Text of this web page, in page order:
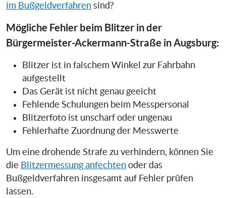
im Bußgeldverfahren sind?
Mögliche Fehler beim Blitzer in der
Bürgermeister-Ackermann-Straße in Augsburg:
Blitzer ist in falschem Winkel zur Fahrbahn
aufgestellt
Das Gerät ist nicht genau geeicht
Fehlende Schulungen beim Messpersonal
Blitzerfoto ist unscharf oder ungenau
Fehlerhafte Zuordnung der Messwerte
Um eine drohende Strafe zu verhindern, können Sie
die Blitzermessung anfechten oder das
Bußgeldverfahren insgesamt auf Fehler prüfen
lassen.